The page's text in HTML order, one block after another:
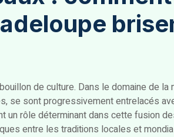
de culture. Dans le domaine de la
se sont progressivement entrelacés
un rôle déterminant dans cette fusion
entre les traditions locales et